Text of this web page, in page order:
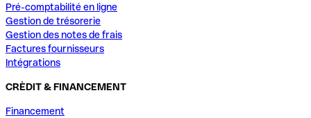
Pré-comptabilité en ligne
Gestion de trésorerie
Gestion des notes de frais
Factures fournisseurs
Intégrations
CRÈDIT & FINANCEMENT
Financement